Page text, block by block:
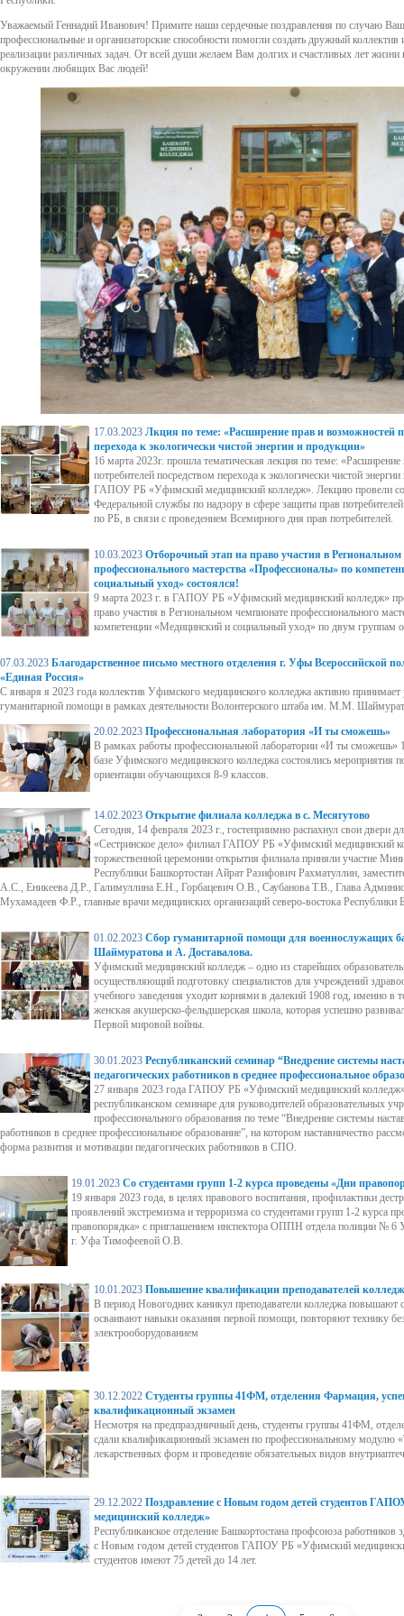
Уважаемый Геннадий Иванович! Примите наши сердечные поздравления по случаю
профессиональные и организаторские способности помогли создать дружный коллектив
реализации различных задач. От всей души желаем Вам долгих и счастливых лет
окружении любящих Вас людей!
17.03.2023 Лкция по теме: «Расширение прав и возможностей
перехода к экологически чистой энергии и продукции»
16 марта 2023г. прошла тематическая лекция по теме:
потребителей посредством перехода к экологически чистой
ГАПОУ РБ «Уфимский медицинский колледж». Лекцию провели
Федеральной службы по надзору в сфере защиты прав
по РБ, в связи с проведением Всемирного дня прав потребителей.
10.03.2023 Отборочный этап на право участия в Региональном
профессионального мастерства «Профессионалы» по
социальный уход» состоялся!
9 марта 2023 г. в ГАПОУ РБ «Уфимский медицинский колледж»
право участия в Региональном чемпионате профессионального
компетенции «Медицинский и социальный уход» по двум группам
07.03.2023 Благодарственное письмо местного отделения г. Уфы Всероссийской
«Единая Россия»
С января я 2023 года коллектив Уфимского медицинского колледжа активно принимает
гуманитарной помощи в рамках деятельности Волонтерского штаба им. М.М.
20.02.2023 Профессиональная лаборатория «И ты сможешь»
В рамках работы профессиональной лаборатории «И ты сможешь»
базе Уфимского медицинского колледжа состоялись мероприятия
ориентации обучающихся 8-9 классов.
14.02.2023 Открытие филиала колледжа в с. Месягутово
Сегодня, 14 февраля 2023 г., гостеприимно распахнул свои двери
«Сестринское дело» филиал ГАПОУ РБ «Уфимский медицинский
торжественной церемонии открытия филиала приняли участие
Республики Башкортостан Айрат Разифович Рахматуллин,
А.С., Еникеева Д.Р., Галимуллина Е.Н., Горбацевич О.В., Саубанова Т.В., Глава
Мухамадеев Ф.Р., главные врачи медицинских организаций северо-востока Республики
01.02.2023 Сбор гуманитарной помощи для военнослужащих
Шаймуратова и А. Доставалова.
Уфимский медицинский колледж – одно из старейших
осуществляющий подготовку специалистов для учреждений
учебного заведения уходит корнями в далекий 1908 год, именно в
женская акушерско-фельдшерская школа, которая успешно
Первой мировой войны.
30.01.2023 Республиканский семинар “Внедрение системы
педагогических работников в среднее профессиональное
27 января 2023 года ГАПОУ РБ «Уфимский медицинский колледж»
республиканском семинаре для руководителей образовательных
профессионального образования по теме “Внедрение системы
работников в среднее профессиональное образование”, на котором наставничество
форма развития и мотивации педагогических работников в СПО.
19.01.2023 Со студентами групп 1-2 курса проведены «Дни
19 января 2023 года, в целях правового воспитания, профилактики
проявлений экстремизма и терроризма со студентами групп 1-2 курса
правопорядка» с приглашением инспектора ОППН отдела полиции №
г. Уфа Тимофеевой О.В.
10.01.2023 Повышение квалификации преподавателей
В период Новогодних каникул преподаватели колледжа
осваивают навыки оказания первой помощи, повторяют технику
электрооборудованием
30.12.2022 Студенты группы 41ФМ, отделения Фармация,
квалификационный экзамен
Несмотря на предпраздничный день, студенты группы 41ФМ,
сдали квалификационный экзамен по профессиональному модулю
лекарственных форм и проведение обязательных видов
29.12.2022 Поздравление с Новым годом детей студентов
медицинский колледж»
Республиканское отделение Башкортостана профсоюза работников
с Новым годом детей студентов ГАПОУ РБ «Уфимский
студентов имеют 75 детей до 14 лет.